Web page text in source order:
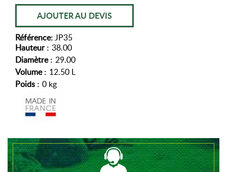
AJOUTER AU DEVIS
Référence:JP35
Hauteur : 38.00
Diamètre : 29.00
Volume : 12.50 L
Poids : 0 kg